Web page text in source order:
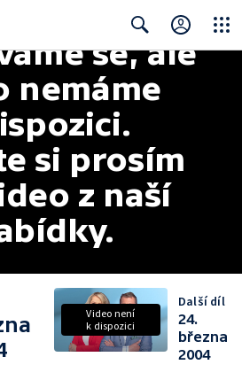
Search
se, ale
nemáme
si prosím
z naší
Video není
k dispozici
Další díl
24.
března
2004